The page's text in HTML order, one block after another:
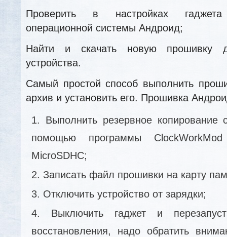
Проверить в настройках
операционной системы Андроид;
Найти и скачать новую прошивку
устройства.
Самый простой способ выполнить
архив и установить его. Прошивка
Выполнить резервное
помощью программы
MicroSDHC;
Записать файл прошивки на карту
Отключить устройство от зарядки;
Выключить гаджет и
восстановления, надо обратить